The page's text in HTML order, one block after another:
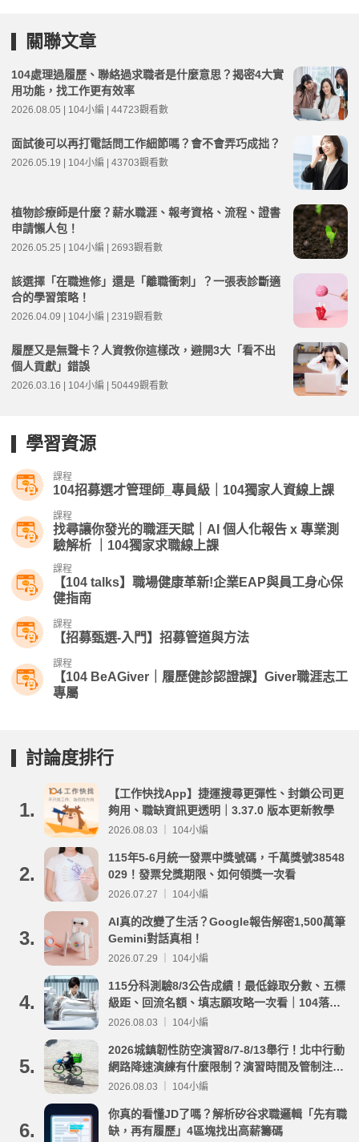
關聯文章
104處理過履歷、聯絡過求職者是什麼意思？揭密4大實
用功能，找工作更有效率
2026.08.05 | 104小編 | 44723觀看數
面試後可以再打電話問工作細節嗎？會不會弄巧成拙？
2026.05.19 | 104小編 | 43703觀看數
植物診療師是什麼？薪水職涯、報考資格、流程、證書
申請懶人包！
2026.05.25 | 104小編 | 2693觀看數
該選擇「在職進修」還是「離職衝刺」？一張表診斷適
合的學習策略！
2026.04.09 | 104小編 | 2319觀看數
履歷又是無聲卡？人資教你這樣改，避開3大「看不出
個人貢獻」錯誤
2026.03.16 | 104小編 | 50449觀看數
學習資源
課程
104招募選才管理師_專員級｜104獨家人資線上課
課程
找尋讓你發光的職涯天賦｜AI 個人化報告 x 專業測
驗解析 ｜104獨家求職線上課
課程
【104 talks】職場健康革新!企業EAP與員工身心保
健指南
課程
【招募甄選-入門】招募管道與方法
課程
【104 BeAGiver｜履歷健診認證課】Giver職涯志工
專屬
討論度排行
1.
【工作快找App】捷運搜尋更彈性、封鎖公司更
夠用、職缺資訊更透明｜3.37.0 版本更新教學
2026.08.03 ｜ 104小編
2.
115年5-6月統一發票中獎號碼，千萬獎號38548
029！發票兌獎期限、如何領獎一次看
2026.07.27 ｜ 104小編
3.
AI真的改變了生活？Google報告解密1,500萬筆
Gemini對話真相！
2026.07.29 ｜ 104小編
4.
115分科測驗8/3公告成績！最低錄取分數、五標
級距、回流名額、填志願攻略一次看｜104落點
分析
2026.08.03 ｜ 104小編
5.
2026城鎮韌性防空演習8/7-8/13舉行！北中行動
網路降速演練有什麼限制？演習時間及管制注意
事項整理
2026.08.03 ｜ 104小編
6.
你真的看懂JD了嗎？解析矽谷求職邏輯「先有職
缺，再有履歷」4區塊找出高薪籌碼